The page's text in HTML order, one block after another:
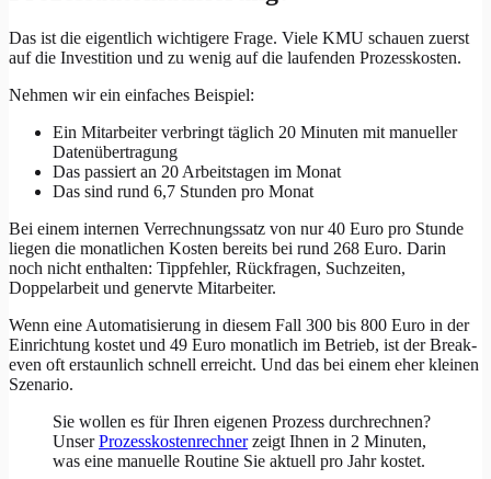
Das ist die eigentlich wichtigere Frage. Viele KMU schauen zuerst
auf die Investition und zu wenig auf die laufenden Prozesskosten.
Nehmen wir ein einfaches Beispiel:
Ein Mitarbeiter verbringt täglich 20 Minuten mit manueller
Datenübertragung
Das passiert an 20 Arbeitstagen im Monat
Das sind rund 6,7 Stunden pro Monat
Bei einem internen Verrechnungssatz von nur 40 Euro pro Stunde
liegen die monatlichen Kosten bereits bei rund 268 Euro. Darin
noch nicht enthalten: Tippfehler, Rückfragen, Suchzeiten,
Doppelarbeit und genervte Mitarbeiter.
Wenn eine Automatisierung in diesem Fall 300 bis 800 Euro in der
Einrichtung kostet und 49 Euro monatlich im Betrieb, ist der Break-
even oft erstaunlich schnell erreicht. Und das bei einem eher kleinen
Szenario.
Sie wollen es für Ihren eigenen Prozess durchrechnen?
UnserProzesskostenrechnerzeigt Ihnen in 2 Minuten,
was eine manuelle Routine Sie aktuell pro Jahr kostet.